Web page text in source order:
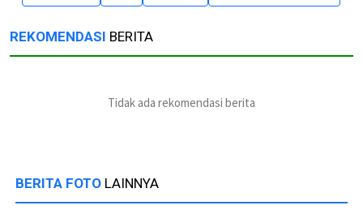
REKOMENDASI BERITA
Tidak ada rekomendasi berita
BERITA FOTO LAINNYA